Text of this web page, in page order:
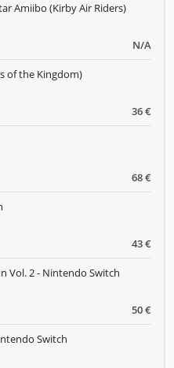
N/A
Amiibo (Kirby Air Riders)
36 €
of the Kingdom)
68 €
43 €
50 €
Vol. 2 - Nintendo Switch
Switch